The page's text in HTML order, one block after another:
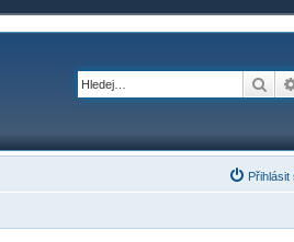
Přihlásit